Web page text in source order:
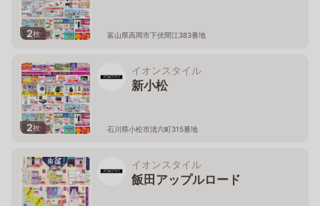
2枚 富山県高岡市下伏間江383番地
2枚
イオンスタイル
新小松
石川県小松市清六町315番地
イオンスタイル
飯田アップルロード